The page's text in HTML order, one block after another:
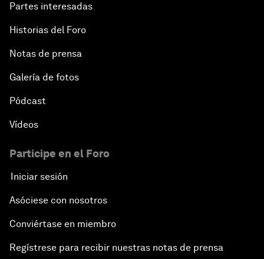
Partes interesadas
Historias del Foro
Notas de prensa
Galería de fotos
Pódcast
Vídeos
Participe en el Foro
Iniciar sesión
Asóciese con nosotros
Conviértase en miembro
Regístrese para recibir nuestras notas de prensa